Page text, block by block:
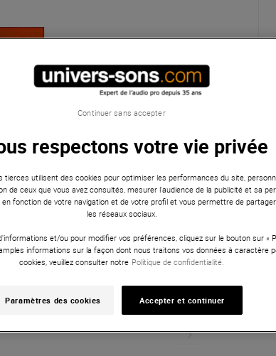
respectons votre vie privée
utilisent des cookies pour optimiser les performances du site,
de ceux que vous avez consultés, mesurer l'audience de la publicité et sa
en fonction de votre navigation et de votre profil et vous permettre de
les réseaux sociaux.
et/ou pour modifier vos préférences, cliquez sur le bouton sur «
informations sur la façon dont nous traitons vos données à caractère
cookies, veuillez consulter notre Politique de confidentialité.
Paramètres des cookies Accepter et continuer
Continuer sans accepter